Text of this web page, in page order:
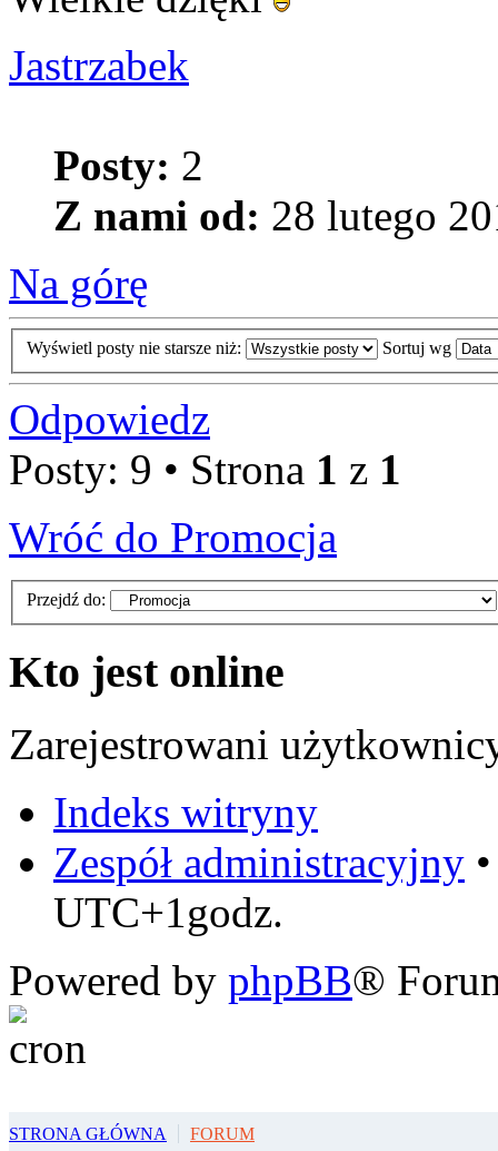
Jastrzabek
Posty: 2
Z nami od: 28 lutego
Na górę
Wyświetl posty nie starsze niż: Sortuj wg
Odpowiedz
Posty: 9 • Strona 1 z 1
Wróć do Promocja
Przejdź do:
Kto jest online
Zarejestrowani
Indeks witryny
Zespół administracyjny
UTC+1godz.
Powered by phpBB®
STRONA GŁÓWNA FORUM